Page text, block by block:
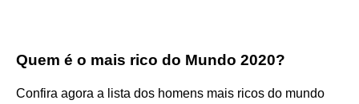
Quem é o mais rico do Mundo 2020?
Confira agora a lista dos homens mais ricos do mundo